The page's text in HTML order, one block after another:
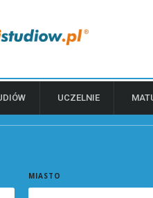
UCZELNIE
MIASTO